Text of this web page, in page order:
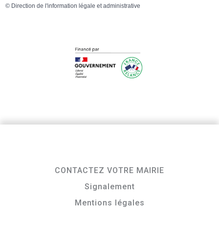
© Direction de l'information légale et administrative
CONTACTEZ VOTRE MAIRIE
Signalement
Mentions légales